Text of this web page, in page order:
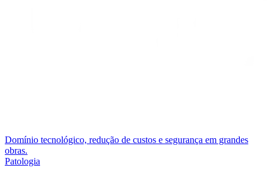
Domínio tecnológico, redução de custos e segurança em grandes
obras.
Patologia